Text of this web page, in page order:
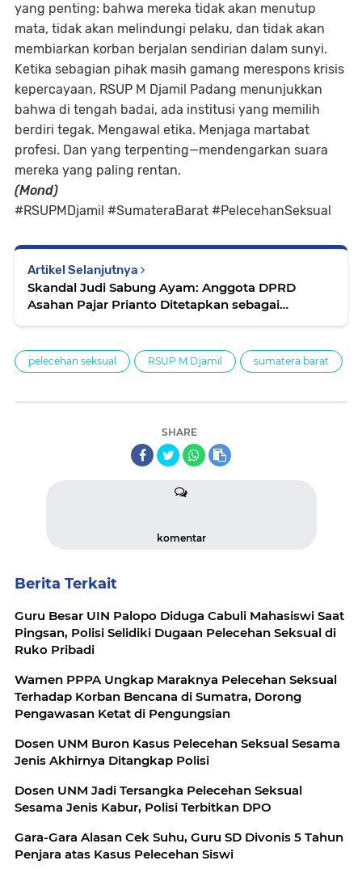
yang penting: bahwa mereka tidak akan menutup
mata, tidak akan melindungi pelaku, dan tidak akan
membiarkan korban berjalan sendirian dalam sunyi.
Ketika sebagian pihak masih gamang merespons krisis
kepercayaan, RSUP M Djamil Padang menunjukkan
bahwa di tengah badai, ada institusi yang memilih
berdiri tegak. Mengawal etika. Menjaga martabat
profesi. Dan yang terpenting—mendengarkan suara
mereka yang paling rentan.
(Mond)
#RSUPMDjamil #SumateraBarat #PelecehanSeksual
Artikel Selanjutnya
Skandal Judi Sabung Ayam: Anggota DPRD
Asahan Pajar Prianto Ditetapkan sebagai
pelecehan seksual RSUP M.Djamil sumatera barat
SHARE
komentar
Berita Terkait
Guru Besar UIN Palopo Diduga Cabuli Mahasiswi Saat
Pingsan, Polisi Selidiki Dugaan Pelecehan Seksual di
Ruko Pribadi
Wamen PPPA Ungkap Maraknya Pelecehan Seksual
Terhadap Korban Bencana di Sumatra, Dorong
Pengawasan Ketat di Pengungsian
Dosen UNM Buron Kasus Pelecehan Seksual Sesama
Jenis Akhirnya Ditangkap Polisi
Dosen UNM Jadi Tersangka Pelecehan Seksual
Sesama Jenis Kabur, Polisi Terbitkan DPO
Gara-Gara Alasan Cek Suhu, Guru SD Divonis 5 Tahun
Penjara atas Kasus Pelecehan Siswi